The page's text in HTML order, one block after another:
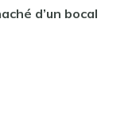
d’un bocal